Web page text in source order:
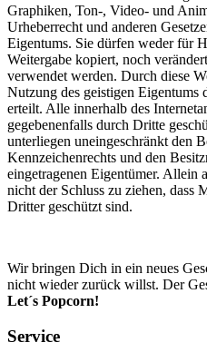
Graphiken, Ton-, Video- und
Urheberrecht und anderen
Eigentums. Sie dürfen weder für
Weitergabe kopiert, noch
verwendet werden. Durch diese
Nutzung des geistigen
erteilt. Alle innerhalb des
gegebenenfalls durch Dritte
unterliegen uneingeschränkt den
Kennzeichenrechts und den
eingetragenen Eigentümer. Allein
nicht der Schluss zu ziehen, dass
Dritter geschützt sind.
Wir bringen Dich in ein neues
nicht wieder zurück willst. Der
Let´s Popcorn!
Service